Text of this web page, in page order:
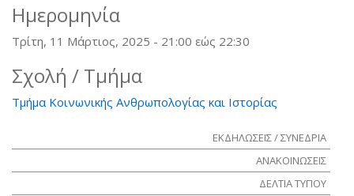
Ημερομηνία
Τρίτη, 11 Μάρτιος, 2025 - 21:00 εώς 22:30
Σχολή / Τμήμα
Τμήμα Κοινωνικής Ανθρωπολογίας και Ιστορίας
ΕΚΔΗΛΩΣΕΙΣ / ΣΥΝΕΔΡΙΑ
ΑΝΑΚΟΙΝΩΣΕΙΣ
ΔΕΛΤΙΑ ΤΥΠΟΥ